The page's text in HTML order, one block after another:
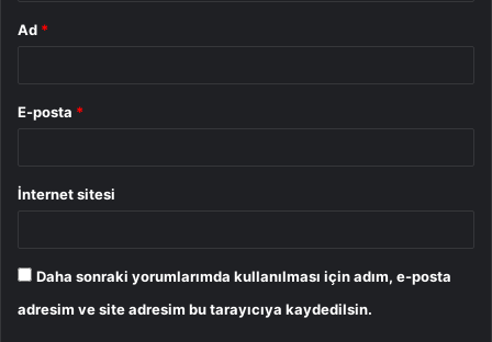
Ad *
E-posta *
İnternet sitesi
Daha sonraki yorumlarımda kullanılması için adım, e-posta
adresim ve site adresim bu tarayıcıya kaydedilsin.